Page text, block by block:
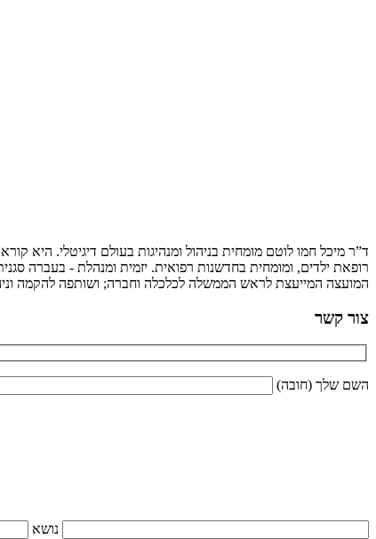
ד”ר מיכל חמו לוטם מומחית בניהול ומנהיגות בעולם דיגיטלי. היא
רופאת ילדים, ומומחית בחדשנות רפואית. יזמית ומנהלת - בעברה
המועצה המייעצת לראש הממשלה לכלכלה וחברה; ושותפה להקמה
צור קשר
השם שלך (חובה)
נושא